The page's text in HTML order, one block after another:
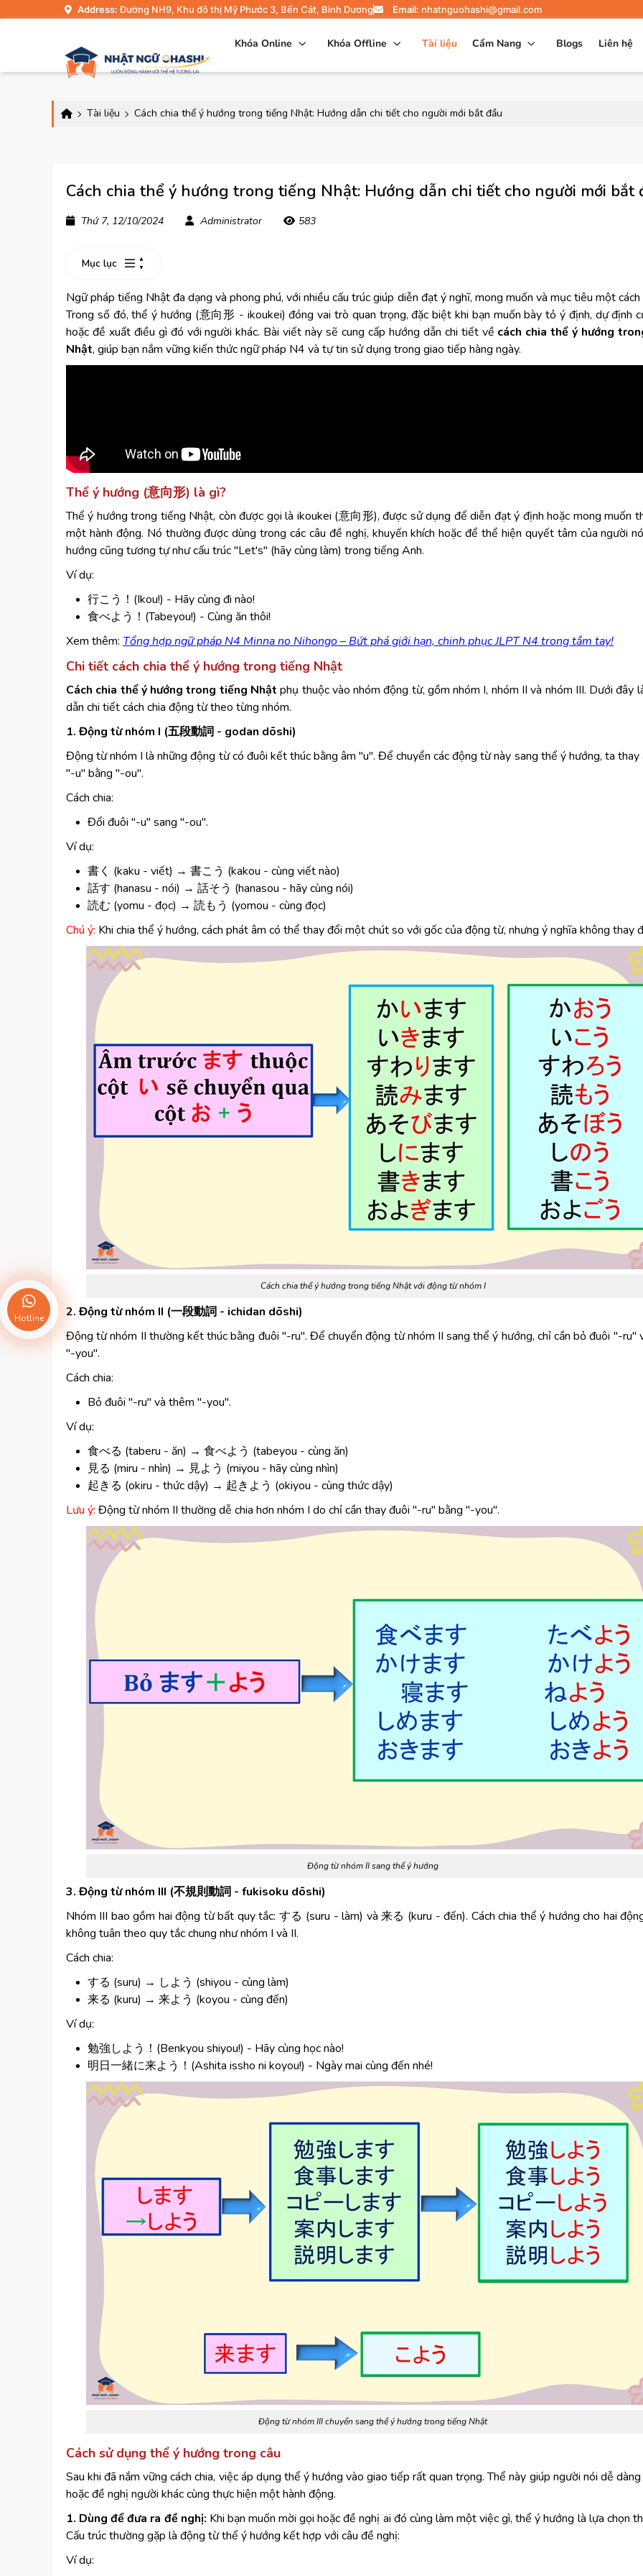
Address:Đường NH9, Khu đô thị Mỹ Phước 3, Bến Cát, Bình Dương Email: nhatnguohashi@gmail.com
Khóa Online Khóa Offline Tài liệu Cẩm Nang Blogs Liên hệ
Tài liệu Cách chia thể ý hướng trong tiếng Nhật: Hướng dẫn chi tiết cho người mới bắt đầu
Cách chia thể ý hướng trong tiếng Nhật: Hướng dẫn chi tiết cho người mới bắt
Thứ 7, 12/10/2024 Administrator 583
Mục lục
Ngữ pháp tiếng Nhật đa dạng và phong phú, với nhiều cấu trúc giúp diễn đạt ý nghĩ, mong muốn và mục tiêu một cách
Trong số đó, thể ý hướng (意向形 - ikoukei) đóng vai trò quan trọng, đặc biệt khi bạn muốn bày tỏ ý định, dự định
hoặc đề xuất điều gì đó với người khác. Bài viết này sẽ cung cấp hướng dẫn chi tiết về cách chia thể ý hướng
Nhật, giúp bạn nắm vững kiến thức ngữ pháp N4 và tự tin sử dụng trong giao tiếp hàng ngày.
Thể ý hướng (意向形) là gì?
Thể ý hướng trong tiếng Nhật, còn được gọi là ikoukei (意向形), được sử dụng để diễn đạt ý định hoặc mong muốn
một hành động. Nó thường được dùng trong các câu đề nghị, khuyến khích hoặc để thể hiện quyết tâm của người
hướng cũng tương tự như cấu trúc "Let's" (hãy cùng làm) trong tiếng Anh.
Ví dụ:
行こう！(Ikou!) - Hãy cùng đi nào!
食べよう！(Tabeyou!) - Cùng ăn thôi!
​Xem thêm: Tổng hợp ngữ pháp N4 Minna no Nihongo – Bứt phá giới hạn, chinh phục JLPT N4 trong tầm tay!
Chi tiết cách chia thể ý hướng trong tiếng Nhật
Cách chia thể ý hướng trong tiếng Nhật phụ thuộc vào nhóm động từ, gồm nhóm I, nhóm II và nhóm III. Dưới đây
dẫn chi tiết cách chia động từ theo từng nhóm.
1. Động từ nhóm I (五段動詞 - godan dōshi)
Động từ nhóm I là những động từ có đuôi kết thúc bằng âm "u". Để chuyển các động từ này sang thể ý hướng, ta thay
"-u" bằng "-ou".
Cách chia:
Đổi đuôi "-u" sang "-ou".
Ví dụ:
書く (kaku - viết) → 書こう (kakou - cùng viết nào)
話す (hanasu - nói) → 話そう (hanasou - hãy cùng nói)
読む (yomu - đọc) → 読もう (yomou - cùng đọc)
Chú ý: Khi chia thể ý hướng, cách phát âm có thể thay đổi một chút so với gốc của động từ, nhưng ý nghĩa không thay
Cách chia thể ý hướng trong tiếng Nhật với động từ nhóm I
2. Động từ nhóm II (一段動詞 - ichidan dōshi)
Động từ nhóm II thường kết thúc bằng đuôi "-ru". Để chuyển động từ nhóm II sang thể ý hướng, chỉ cần bỏ đuôi "-ru"
"-you".
Cách chia:
Bỏ đuôi "-ru" và thêm "-you".
Ví dụ:
食べる (taberu - ăn) → 食べよう (tabeyou - cùng ăn)
見る (miru - nhìn) → 見よう (miyou - hãy cùng nhìn)
起きる (okiru - thức dậy) → 起きよう (okiyou - cùng thức dậy)
Lưu ý: Động từ nhóm II thường dễ chia hơn nhóm I do chỉ cần thay đuôi "-ru" bằng "-you".
Động từ nhóm II sang thể ý hướng
3. Động từ nhóm III (不規則動詞 - fukisoku dōshi)
Nhóm III bao gồm hai động từ bất quy tắc: する (suru - làm) và 来る (kuru - đến). Cách chia thể ý hướng cho hai
không tuân theo quy tắc chung như nhóm I và II.
Cách chia:
する (suru) → しよう (shiyou - cùng làm)
来る (kuru) → 来よう (koyou - cùng đến)
Ví dụ:
勉強しよう！(Benkyou shiyou!) - Hãy cùng học nào!
明日一緒に来よう！(Ashita issho ni koyou!) - Ngày mai cùng đến nhé!
Động từ nhóm III chuyển sang thể ý hướng trong tiếng Nhật
Cách sử dụng thể ý hướng trong câu
Sau khi đã nắm vững cách chia, việc áp dụng thể ý hướng vào giao tiếp rất quan trọng. Thể này giúp người nói dễ
hoặc đề nghị người khác cùng thực hiện một hành động.
1. Dùng để đưa ra đề nghị: Khi bạn muốn mời gọi hoặc đề nghị ai đó cùng làm một việc gì, thể ý hướng là lựa chọn
Cấu trúc thường gặp là động từ thể ý hướng kết hợp với câu đề nghị:
Ví dụ:
Hotline